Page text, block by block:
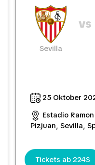
Sevilla
vs
25 Oktober
Estadio
Pizjuan, Sevilla,
Tickets ab 224$